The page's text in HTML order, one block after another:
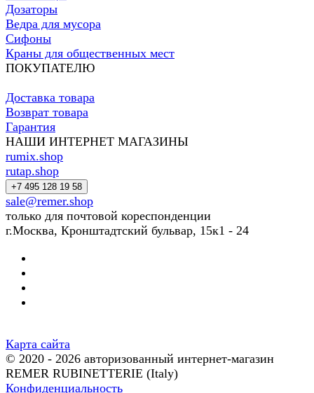
Дозаторы
Ведра для мусора
Сифоны
Краны для общественных мест
ПОКУПАТЕЛЮ
Доставка товара
Возврат товара
Гарантия
НАШИ ИНТЕРНЕТ МАГАЗИНЫ
rumix.shop
rutap.shop
+7 495 128 19 58
sale@remer.shop
только для почтовой кореспонденции
г.Москва, Кронштадтский бульвар, 15к1 - 24
Карта сайта
© 2020 - 2026 авторизованный интернет-магазин
REMER RUBINETTERIE (Italy)
Конфиденциальность